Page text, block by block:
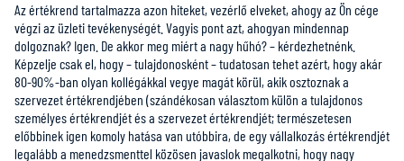
Az értékrend tartalmazza azon hiteket, vezérlő elveket, ahogy az Ön cége
végzi az üzleti tevékenységét. Vagyis pont azt, ahogyan mindennap
dolgoznak? Igen. De akkor meg miért a nagy hűhó? – kérdezhetnénk.
Képzelje csak el, hogy – tulajdonosként – tudatosan tehet azért, hogy akár
80-90%-ban olyan kollégákkal vegye magát körül, akik osztoznak a
szervezet értékrendjében (szándékosan választom külön a tulajdonos
személyes értékrendjét és a szervezet értékrendjét; természetesen
előbbinek igen komoly hatása van utóbbira, de egy vállalkozás értékrendjét
legalább a menedzsmenttel közösen javaslok megalkotni, hogy nagy